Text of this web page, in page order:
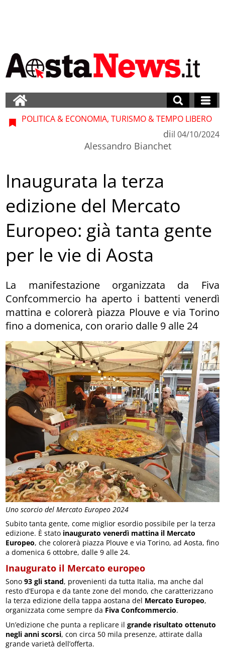
Uno scorcio del Mercato Europeo 2024
POLITICA & ECONOMIA, TURISMO & TEMPO LIBERO
di
Alessandro Bianchet
il 04/10/2024
Inaugurata la terza
edizione del Mercato
Europeo: già tanta gente
per le vie di Aosta
La manifestazione organizzata da Fiva
Confcommercio ha aperto i battenti venerdì
mattina e colorerà piazza Plouve e via Torino
fino a domenica, con orario dalle 9 alle 24
Subito tanta gente, come miglior esordio possibile per la terza
edizione. È stato inaugurato venerdì mattina il Mercato
Europeo, che colorerà piazza Plouve e via Torino, ad Aosta, fino
a domenica 6 ottobre, dalle 9 alle 24.
Inaugurato il Mercato europeo
Sono93 gli stand, provenienti da tutta Italia, ma anche dal
resto d’Europa e da tante zone del mondo, che caratterizzano
la terza edizione della tappa aostana del Mercato Europeo,
organizzata come sempre da Fiva Confcommercio.
Un’edizione che punta a replicare ilgrande risultato ottenuto
negli anni scorsi, con circa 50 mila presenze, attirate dalla
grande varietà dell’offerta.